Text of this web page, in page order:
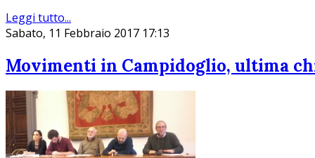
Leggi tutto...
Sabato, 11 Febbraio 2017 17:13
Movimenti in Campidoglio, ultima